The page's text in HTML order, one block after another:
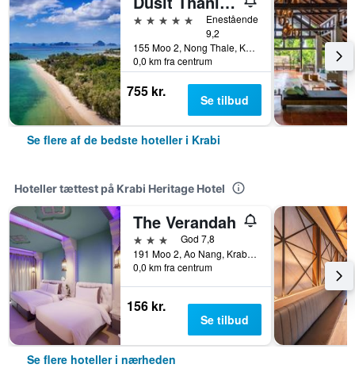
5 stjerner
Enestående
9,2
155 Moo 2, Nong Thale, Krabi, Thailand
0,0 km fra centrum
755 kr. Se tilbud
Se flere af de bedste hoteller i Krabi
Hoteller tættest på Krabi Heritage Hotel
The Verandah
3 stjernerGod 7,8
191 Moo 2, Ao Nang, Krabi, Thailand
0,0 km fra centrum
156 kr.
Se tilbud
Se flere hoteller i nærheden